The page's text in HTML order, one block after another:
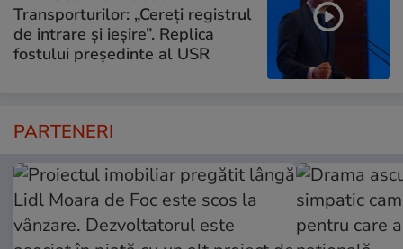
Transporturilor: „Cereți registrul
de intrare și ieșire”. Replica
fostului președinte al USR
PARTENERI